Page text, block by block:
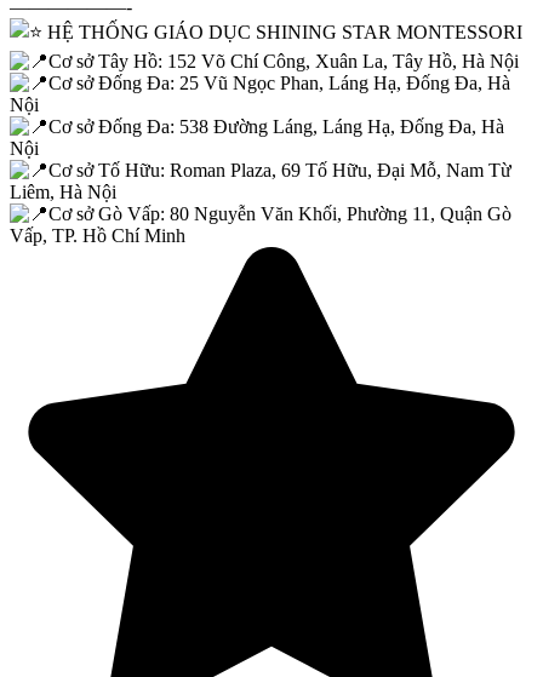
——————-
HỆ THỐNG GIÁO DỤC SHINING STAR MONTESSORI
Cơ sở Tây Hồ: 152 Võ Chí Công, Xuân La, Tây Hồ, Hà Nội
Cơ sở Đống Đa: 25 Vũ Ngọc Phan, Láng Hạ, Đống Đa, Hà
Nội
Cơ sở Đống Đa: 538 Đường Láng, Láng Hạ, Đống Đa, Hà
Nội
Cơ sở Tố Hữu: Roman Plaza, 69 Tố Hữu, Đại Mỗ, Nam Từ
Liêm, Hà Nội
Cơ sở Gò Vấp: 80 Nguyễn Văn Khối, Phường 11, Quận Gò
Vấp, TP. Hồ Chí Minh